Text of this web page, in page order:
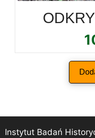
Instytut Badań